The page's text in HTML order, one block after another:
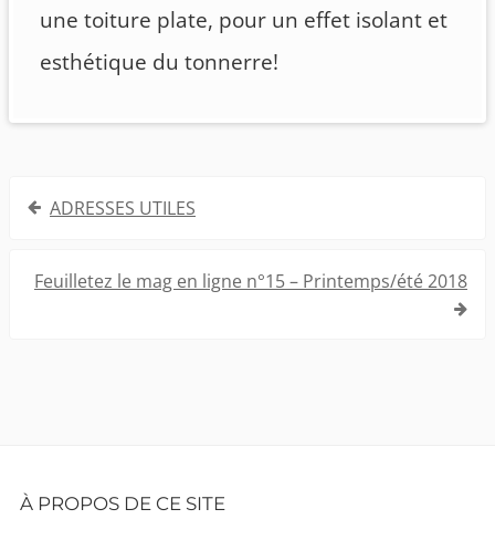
une toiture plate, pour un effet isolant et
esthétique du tonnerre!
Navigation
l’article
ADRESSES UTILES
Feuilletez le mag en ligne n°15 – Printemps/été 2018
Content
À PROPOS DE CE SITE